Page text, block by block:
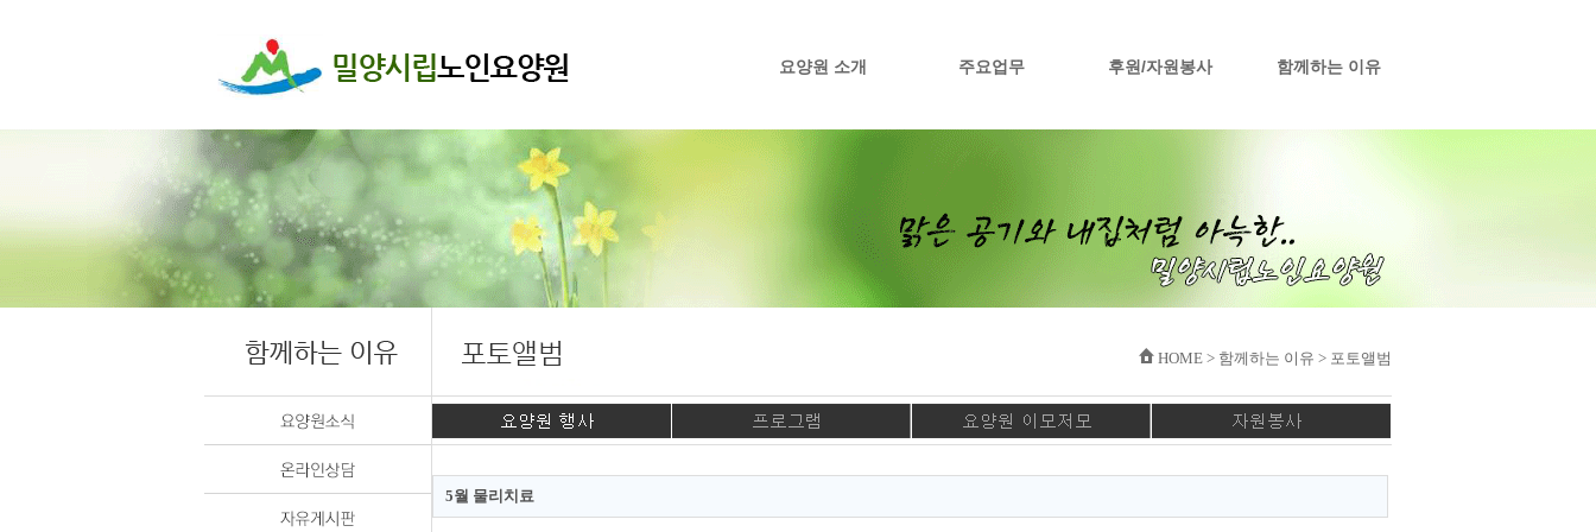
요양원 소개 주요업무 후원/자원봉사 함께하는 이유
HOME > 함께하는 이유 > 포토앨범
5월 물리치료